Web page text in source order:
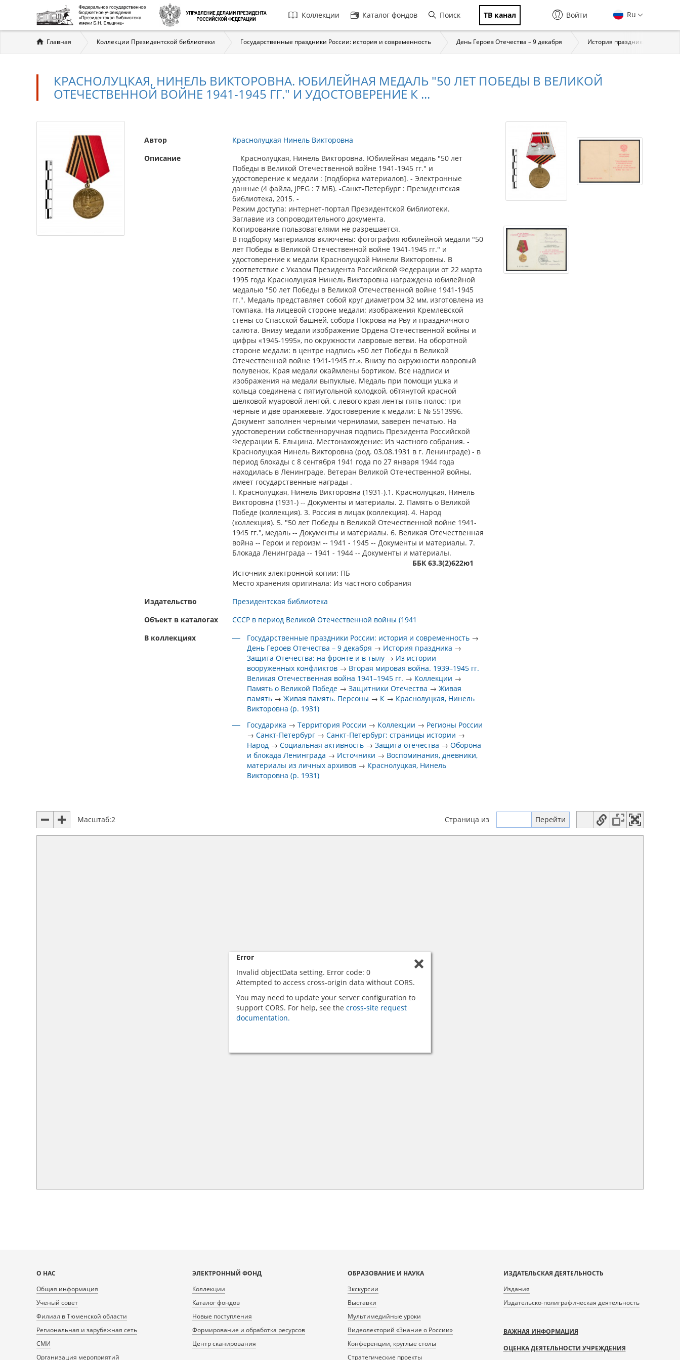
Главная
навигация
Коллекции Каталог фондов Поиск ТВ канал Ru
Войти
Вы
здесь
Главная Коллекции Президентской библиотеки Государственные праздники России: история и современность День Героев Отечества – 9 декабря История праздника
КРАСНОЛУЦКАЯ, НИНЕЛЬ ВИКТОРОВНА. ЮБИЛЕЙНАЯ МЕДАЛЬ "50 ЛЕТ ПОБЕДЫ В ВЕЛИКОЙ
ОТЕЧЕСТВЕННОЙ ВОЙНЕ 1941-1945 ГГ." И УДОСТОВЕРЕНИЕ К ...
Автор
Краснолуцкая Нинель Викторовна
Описание
Краснолуцкая, Нинель Викторовна. Юбилейная медаль "50 лет
Победы в Великой Отечественной войне 1941-1945 гг." и
удостоверение к медали : [подборка материалов]. - Электронные
данные (4 файла, JPEG : 7 МБ). -Санкт-Петербург : Президентская
библиотека, 2015. -
Режим доступа: интернет-портал Президентской библиотеки.
Заглавие из сопроводительного документа.
Копирование пользователями не разрешается.
В подборку материалов включены: фотография юбилейной медали "50
лет Победы в Великой Отечественной войне 1941-1945 гг." и
удостоверение к медали Краснолуцкой Нинели Викторовны. В
соответствие с Указом Президента Российской Федерации от 22 марта
1995 года Краснолуцкая Нинель Викторовна награждена юбилейной
медалью "50 лет Победы в Великой Отечественной войне 1941-1945
гг.". Медаль представляет собой круг диаметром 32 мм, изготовлена из
томпака. На лицевой стороне медали: изображения Кремлевской
стены со Спасской башней, собора Покрова на Рву и праздничного
салюта. Внизу медали изображение Ордена Отечественной войны и
цифры «1945-1995», по окружности лавровые ветви. На оборотной
стороне медали: в центре надпись «50 лет Победы в Великой
Отечественной войне 1941-1945 гг.». Внизу по окружности лавровый
полувенок. Края медали окаймлены бортиком. Все надписи и
изображения на медали выпуклые. Медаль при помощи ушка и
кольца соединена с пятиугольной колодкой, обтянутой красной
шёлковой муаровой лентой, с левого края ленты пять полос: три
чёрные и две оранжевые. Удостоверение к медали: Е № 5513996.
Документ заполнен черными чернилами, заверен печатью. На
удостоверении собственноручная подпись Президента Российской
Федерации Б. Ельцина. Местонахождение: Из частного собрания. -
Краснолуцкая Нинель Викторовна (род. 03.08.1931 в г. Ленинграде) - в
период блокады с 8 сентября 1941 года по 27 января 1944 года
находилась в Ленинграде. Ветеран Великой Отечественной войны,
имеет государственные награды .
I. Краснолуцкая, Нинель Викторовна (1931-).1. Краснолуцкая, Нинель
Викторовна (1931-) -- Документы и материалы. 2. Память о Великой
Победе (коллекция). 3. Россия в лицах (коллекция). 4. Народ
(коллекция). 5. "50 лет Победы в Великой Отечественной войне 1941-
1945 гг.", медаль -- Документы и материалы. 6. Великая Отечественная
война -- Герои и героизм -- 1941 - 1945 -- Документы и материалы. 7.
Блокада Ленинграда -- 1941 - 1944 -- Документы и материалы.
ББК 63.3(2)622ю1
Источник электронной копии: ПБ
Место хранения оригинала: Из частного собрания
Издательство
Президентская библиотека
Объект в каталогах
СССР в период Великой Отечественной войны (1941
В коллекциях
Государственные праздники России: история и современность →
День Героев Отечества – 9 декабря → История праздника →
Защита Отечества: на фронте и в тылу → Из истории
вооруженных конфликтов → Вторая мировая война. 1939–1945 гг.
Великая Отечественная война 1941–1945 гг. → Коллекции →
Память о Великой Победе →Защитники Отечества →Живая
память →Живая память. Персоны → К → Краснолуцкая, Нинель
Викторовна (р. 1931)
Государика →Территория России → Коллекции → Регионы России
→Санкт-Петербург →Санкт-Петербург: страницы истории →
Народ →Социальная активность →Защита отечества →Оборона
и блокада Ленинграда → Источники → Воспоминания, дневники,
материалы из личных архивов → Краснолуцкая, Нинель
Викторовна (р. 1931)
Масштаб:2 Страница из
Error
Invalid objectData setting. Error code: 0
Attempted to access cross-origin data without CORS.
You may need to update your server configuration to
support CORS. For help, see the cross-site request
documentation.
Карта
сайта
О НАС
Общая информация
Ученый совет
Филиал в Тюменской области
Региональная и зарубежная сеть
СМИ
Организация мероприятий
ЭЛЕКТРОННЫЙ ФОНД
Коллекции
Каталог фондов
Новые поступления
Формирование и обработка ресурсов
Центр сканирования
ОБРАЗОВАНИЕ И НАУКА
Экскурсии
Выставки
Мультимедийные уроки
Видеолекторий «Знание о России»
Конференции, круглые столы
Стратегические проекты
ИЗДАТЕЛЬСКАЯ ДЕЯТЕЛЬНОСТЬ
Издания
Издательско-полиграфическая деятельность
ВАЖНАЯ ИНФОРМАЦИЯ
ОЦЕНКА ДЕЯТЕЛЬНОСТИ УЧРЕЖДЕНИЯ